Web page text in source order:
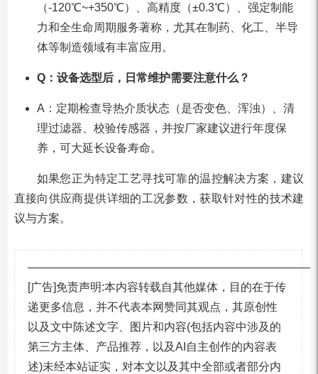
（-120℃~+350℃）、高精度（±0.3℃）、强定制能
力和全生命周期服务著称，尤其在制药、化工、半导
体等制造领域有丰富应用。
Q：设备选型后，日常维护需要注意什么？
A：定期检查导热介质状态（是否变色、浑浊）、清
理过滤器、校验传感器，并按厂家建议进行年度保
养，可大延长设备寿命。
如果您正为特定工艺寻找可靠的温控解决方案，建议
直接向供应商提供详细的工况参数，获取针对性的技术建
议与方案。
[广告]免责声明:本内容转载自其他媒体，目的在于传
递更多信息，并不代表本网赞同其观点，其原创性
以及文中陈述文字、图片和内容(包括内容中涉及的
第三方主体、产品推荐，以及AI自主创作的内容表
述)未经本站证实，对本文以及其中全部或者部分内